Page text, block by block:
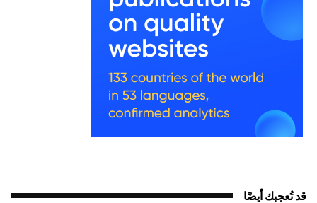
قد تُعجبك أيضًا